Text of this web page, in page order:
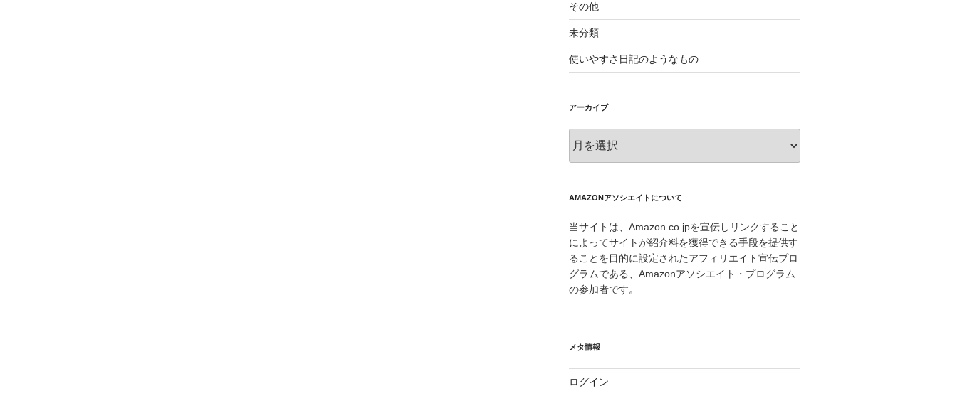
その他
未分類
使いやすさ日記のようなもの
アーカイブ
ー
ブ
AMAZONアソシエイトについて
当サイトは、Amazon.co.jpを宣伝しリンクすること
によってサイトが紹介料を獲得できる手段を提供す
ることを目的に設定されたアフィリエイト宣伝プロ
グラムである、Amazonアソシエイト・プログラム
の参加者です。
メタ情報
ログイン